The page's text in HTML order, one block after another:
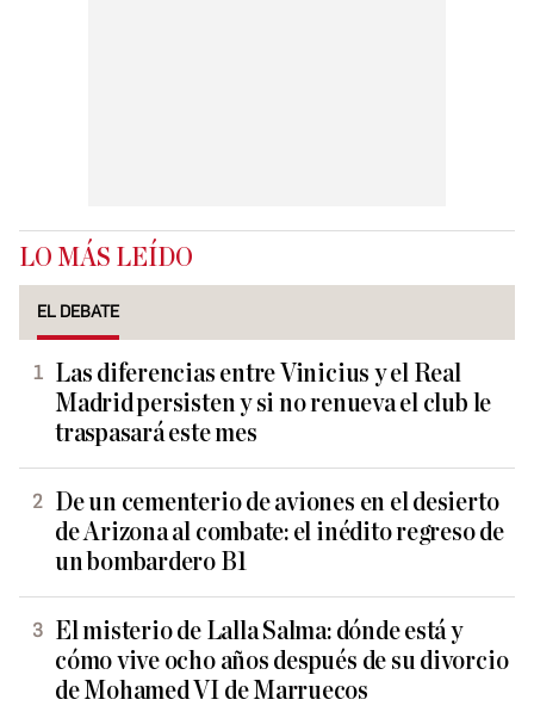
LO MÁS LEÍDO
EL DEBATE
Las diferencias entre Vinicius y el Real
Madrid persisten y si no renueva el club le
traspasará este mes
De un cementerio de aviones en el desierto
de Arizona al combate: el inédito regreso de
un bombardero B1
El misterio de Lalla Salma: dónde está y
cómo vive ocho años después de su divorcio
de Mohamed VI de Marruecos